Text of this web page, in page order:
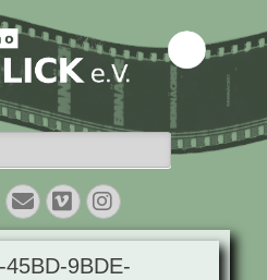
Programmkino
Lichtblick e.V.
E-
Mail
VimeoInstagram
9BDE-